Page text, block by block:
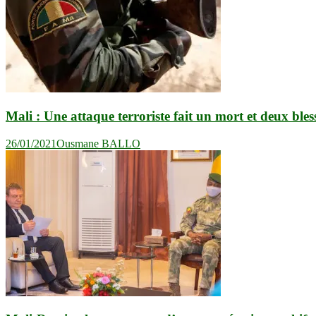
Mali : Une attaque terroriste fait un mort et deux
26/01/2021Ousmane BALLO